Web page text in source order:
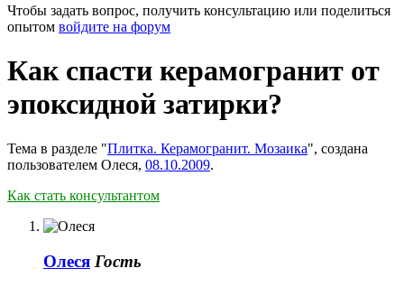
Чтобы задать вопрос, получить консультацию или поделиться
опытом войдите на форум
Как спасти керамогранит от
эпоксидной затирки?
Тема в разделе "Плитка. Керамогранит. Мозаика", создана
пользователем Олеся, 08.10.2009.
Как стать консультантом
Олеся Гость